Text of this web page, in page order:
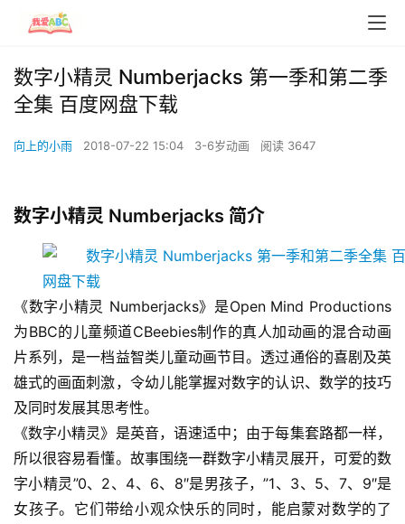
数字小精灵 Numberjacks 第一季和第二季
全集 百度网盘下载
向上的小雨 2018-07-22 15:04 3-6岁动画 阅读 3647
数字小精灵 Numberjacks 简介
《数字小精灵 Numberjacks》是Open Mind Productions
为BBC的儿童频道CBeebies制作的真人加动画的混合动画
片系列，是一档益智类儿童动画节目。透过通俗的喜剧及英
雄式的画面刺激，令幼儿能掌握对数字的认识、数学的技巧
及同时发展其思考性。
《数字小精灵》是英音，语速适中；由于每集套路都一样，
所以很容易看懂。故事围绕一群数字小精灵展开，可爱的数
字小精灵”0、2、4、6、8″是男孩子，”1、3、5、7、9″是
女孩子。它们带给小观众快乐的同时，能启蒙对数学的了